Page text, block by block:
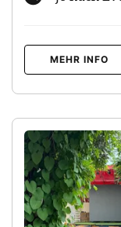
MEHR INFO